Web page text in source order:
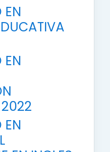
EN
EN
EN